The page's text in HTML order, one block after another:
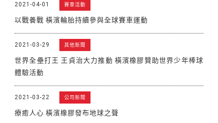
2021-04-01 賽車活動
以戰養戰 橫濱輪胎持續參與全球賽車運動
2021-03-29 其他新聞
世界全壘打王 王貞治大力推動 橫濱橡膠贊助世界少年棒球
體驗活動
2021-03-22 公司新聞
療癒人心 橫濱橡膠發布地球之聲